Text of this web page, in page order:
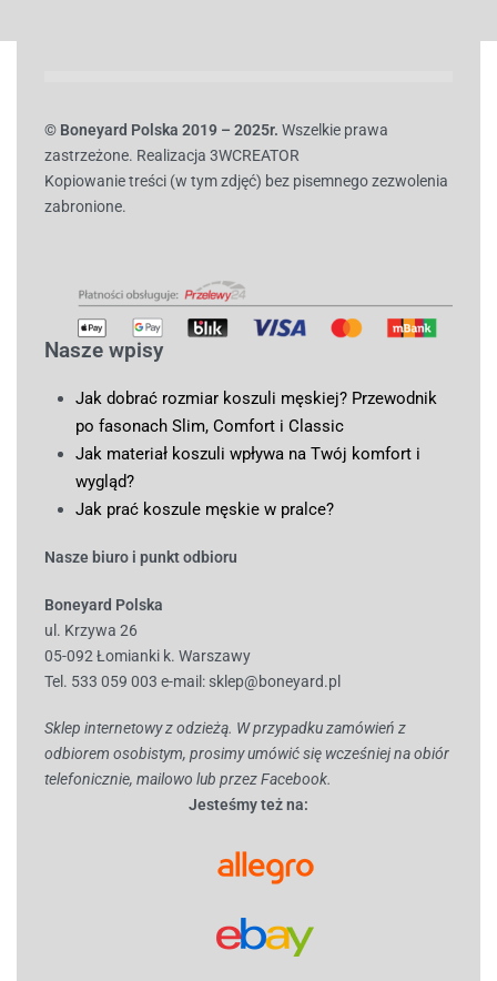
© Boneyard Polska 2019 – 2025r. Wszelkie prawa
zastrzeżone. Realizacja 3WCREATOR
Kopiowanie treści (w tym zdjęć) bez pisemnego zezwolenia
zabronione.
Nasze wpisy
Jak dobrać rozmiar koszuli męskiej? Przewodnik
po fasonach Slim, Comfort i Classic
Jak materiał koszuli wpływa na Twój komfort i
wygląd?
Jak prać koszule męskie w pralce?
Nasze biuro i punkt odbioru
Boneyard Polska
ul. Krzywa 26
05-092 Łomianki k. Warszawy
Tel. 533 059 003 e-mail: sklep@boneyard.pl
Sklep internetowy z odzieżą. W przypadku zamówień z
odbiorem osobistym, prosimy umówić się wcześniej na obiór
telefonicznie, mailowo lub przez Facebook.
Jesteśmy też na: